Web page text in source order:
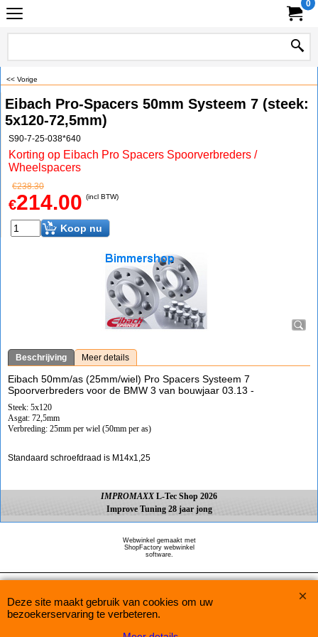
0
<< Vorige
Eibach Pro-Spacers 50mm Systeem 7 (steek:
5x120-72,5mm)
S90-7-25-038*640
Korting op Eibach Pro Spacers Spoorverbreders /
Wheelspacers
€238.30
€214.00 (incl BTW)
Koop nu
Beschrijving Meer details
Eibach 50mm/as (25mm/wiel) Pro Spacers Systeem 7
Spoorverbreders voor de BMW 3 van bouwjaar 03.13 -
Steek: 5x120
Asgat: 72,5mm
Verbreding: 25mm per wiel (50mm per as)
Standaard schroefdraad is M14x1,25
IMPROMAXX L-Tec Shop 2026
Improve Tuning 28 jaar jong
Webwinkel gemaakt met
ShopFactory webwinkel
software.
Deze site maakt gebruik van cookies om uw
bezoekerservaring te verbeteren.